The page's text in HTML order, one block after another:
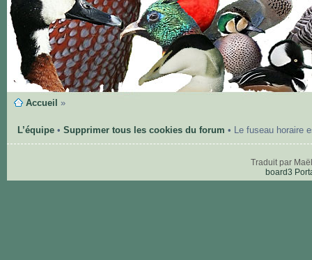
Accueil »
L’équipe• Supprimer tous les cookies du forum • Le fuseau horaire
Traduit par
board3